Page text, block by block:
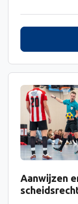
Aanwijzen